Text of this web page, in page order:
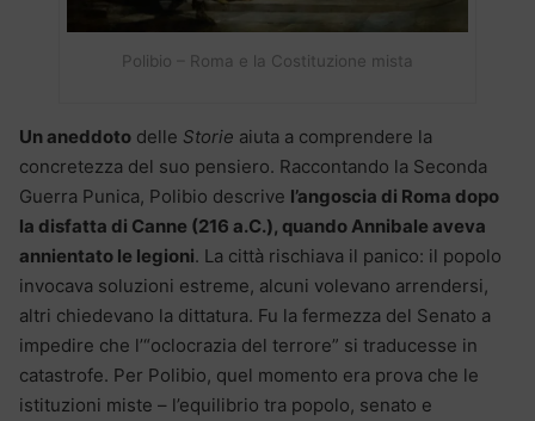
Polibio – Roma e la Costituzione mista
Un aneddoto delle Storie aiuta a comprendere la
concretezza del suo pensiero. Raccontando la Seconda
Guerra Punica, Polibio descrive l’angoscia di Roma dopo
la disfatta di Canne (216 a.C.), quando Annibale aveva
annientato le legioni. La città rischiava il panico: il popolo
invocava soluzioni estreme, alcuni volevano arrendersi,
altri chiedevano la dittatura. Fu la fermezza del Senato a
impedire che l’“oclocrazia del terrore” si traducesse in
catastrofe. Per Polibio, quel momento era prova che le
istituzioni miste – l’equilibrio tra popolo, senato e